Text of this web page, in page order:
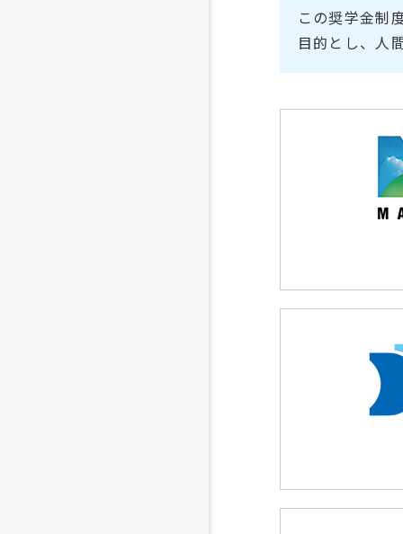
この奨学金制
目的とし、人